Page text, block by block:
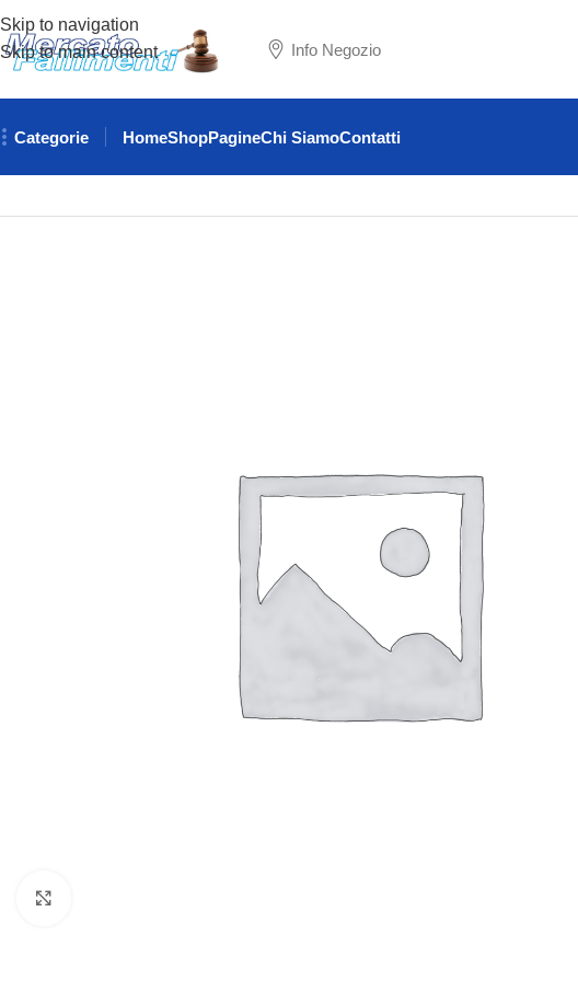
Skip to navigation
Skip to main content
Info Negozio
Categorie HomeShopPagineChi SiamoContatti